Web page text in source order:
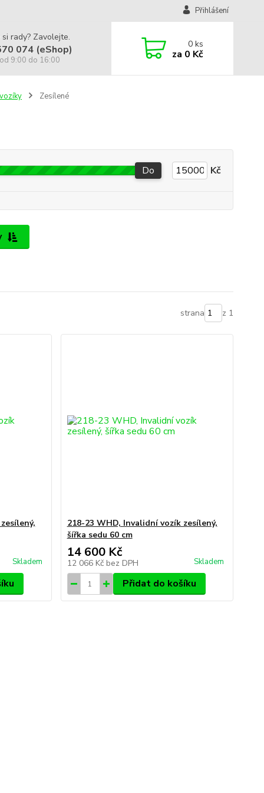
Přihlášení
rady? Zavolejte.
074 (eShop)
9:00 do 16:00
0ks
za 0 Kč
Zesílené
Do Kč
strana z 1
Skladem
218-23 WHD, Invalidní vozík zesílený,
šířka sedu 60 cm
14 600 Kč
12 066 Kč bez DPH Skladem
Přidat do košíku